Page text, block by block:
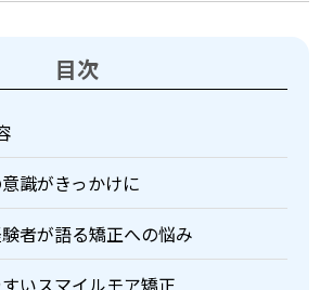
目次
識がきっかけに
者が語る矯正への悩み